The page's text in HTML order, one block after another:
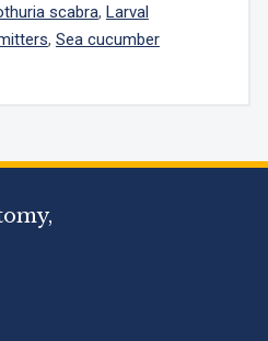
scabra, Larval
, Sea cucumber